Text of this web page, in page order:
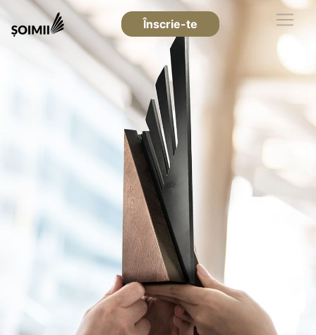
Înscrie-te